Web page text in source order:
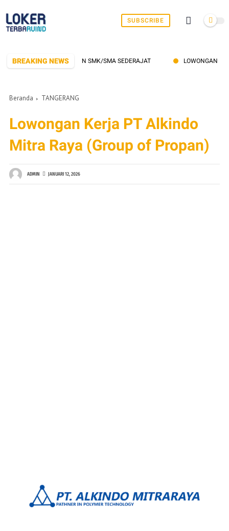
SUBSCRIBE
BREAKING NEWS
KERJA BUAT LULUSAN SMK/SMA SEDERAJAT LOWONGAN KERJA
Beranda TANGERANG
Lowongan Kerja PT Alkindo
Mitra Raya (Group of Propan)
ADMIN JANUARI 12, 2026